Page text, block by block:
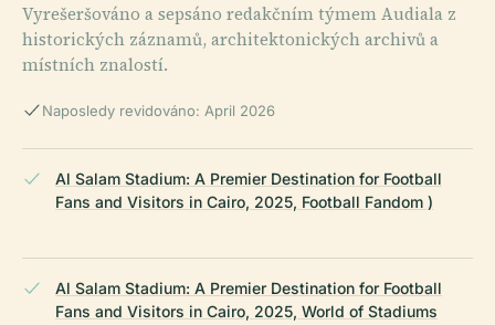
Vyrešeršováno a sepsáno redakčním týmem Audiala z
historických záznamů, architektonických archivů a
místních znalostí.
Naposledy revidováno: April 2026
Al Salam Stadium: A Premier Destination for Football
Fans and Visitors in Cairo, 2025, Football Fandom )
Al Salam Stadium: A Premier Destination for Football
Fans and Visitors in Cairo, 2025, World of Stadiums